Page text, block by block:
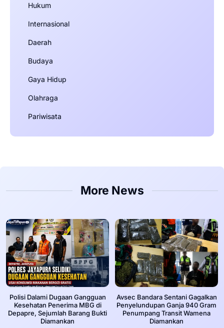
Hukum
Internasional
Daerah
Budaya
Gaya Hidup
Olahraga
Pariwisata
More News
‎Polisi Dalami Dugaan Gangguan
Kesehatan Penerima MBG di
Depapre, Sejumlah Barang Bukti
Diamankan
Avsec Bandara Sentani Gagalkan
Penyelundupan Ganja 940 Gram
Penumpang Transit Wamena
Diamankan